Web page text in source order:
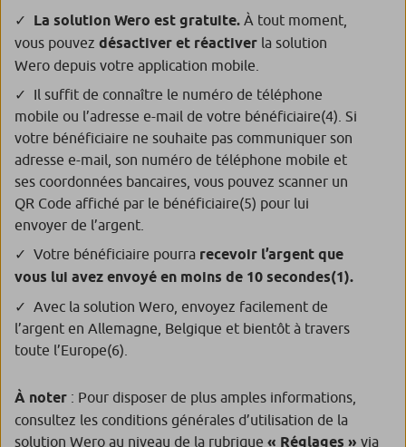
La solution Wero est gratuite. À tout moment,
vous pouvez désactiver et réactiver la solution
Wero depuis votre application mobile.
Il suffit de connaître le numéro de téléphone
mobile ou l’adresse e-mail de votre bénéficiaire(4) . Si
votre bénéficiaire ne souhaite pas communiquer son
adresse e-mail, son numéro de téléphone mobile et
ses coordonnées bancaires, vous pouvez scanner un
QR Code affiché par le bénéficiaire(5) pour lui
envoyer de l’argent.
Votre bénéficiaire pourra recevoir l’argent que
vous lui avez envoyé en moins de 10 secondes(1).
Avec la solution Wero, envoyez facilement de
l’argent en Allemagne, Belgique et bientôt à travers
toute l’Europe(6)
À noter : Pour disposer de plus amples informations,
consultez les conditions générales d’utilisation de la
solution Wero au niveau de la rubrique « Réglages » via